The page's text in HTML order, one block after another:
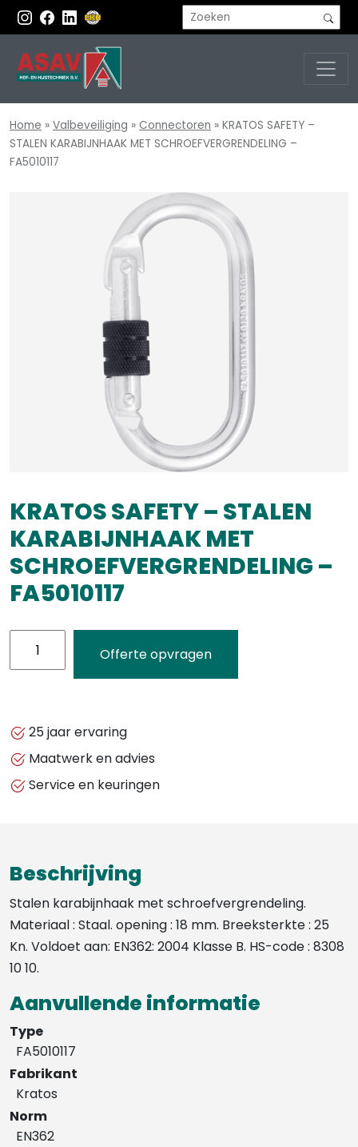
Home » Valbeveiliging » Connectoren » KRATOS SAFETY –
STALEN KARABIJNHAAK MET SCHROEFVERGRENDELING –
FA5010117
KRATOS SAFETY – STALEN
KARABIJNHAAK MET
SCHROEFVERGRENDELING –
FA5010117
KARABIJNHAAK
SCHROEFVERGRENDELING
-
Offerte opvragen
25 jaar ervaring
Maatwerk en advies
Service en keuringen
Beschrijving
Stalen karabijnhaak met schroefvergrendeling.
Materiaal : Staal. opening : 18 mm. Breeksterkte : 25
Kn. Voldoet aan: EN362: 2004 Klasse B. HS-code : 8308
10 10.
Aanvullende informatie
Type
FA5010117
Fabrikant
Kratos
Norm
EN362